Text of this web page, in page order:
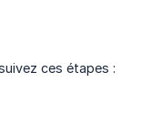
ces étapes :